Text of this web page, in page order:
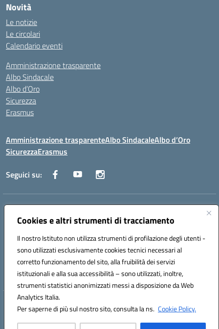
Cookies e altri strumenti di tracciamento
Il nostro Istituto non utilizza strumenti di profilazione degli utenti -
sono utilizzati esclusivamente cookies tecnici necessari al
corretto funzionamento del sito, alla fruibilità dei servizi
istituzionali e alla sua accessibilità – sono utilizzati, inoltre,
strumenti statistici anonimizzati messi a disposizione da Web
Analytics Italia.
Per saperne di più sul nostro sito, consulta la ns. Cookie Policy.
Novità
Le notizie
Le circolari
Calendario eventi
Amministrazione trasparente
Albo Sindacale
Albo d’Oro
Sicurezza
Erasmus
Amministrazione trasparenteAlbo SindacaleAlbo d’Oro
SicurezzaErasmus
Seguici su:
Indirizzo:
Centralino:0885.426034 Email:FGTD02000P@istruzione.it
Codice fiscale: 81002930717
Codice meccanografico:
FGTD02000P
Codice unico di fatturazione (CUF): UFUN7Y
Hosting & Powered by 3D Solution S.r.l.
Concept & Design by Designers Italia